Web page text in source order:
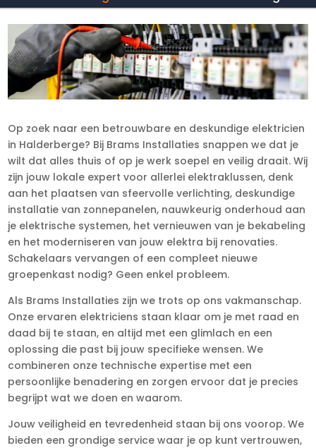
Op zoek naar een betrouwbare en deskundige elektricien
in Halderberge? Bij Brams Installaties snappen we dat je
wilt dat alles thuis of op je werk soepel en veilig draait. Wij
zijn jouw lokale expert voor allerlei elektraklussen, denk
aan het plaatsen van sfeervolle verlichting, deskundige
installatie van zonnepanelen, nauwkeurig onderhoud aan
je elektrische systemen, het vernieuwen van je bekabeling
en het moderniseren van jouw elektra bij renovaties.
Schakelaars vervangen of een compleet nieuwe
groepenkast nodig? Geen enkel probleem.
Als Brams Installaties zijn we trots op ons vakmanschap.
Onze ervaren elektriciens staan klaar om je met raad en
daad bij te staan, en altijd met een glimlach en een
oplossing die past bij jouw specifieke wensen. We
combineren onze technische expertise met een
persoonlijke benadering en zorgen ervoor dat je precies
begrijpt wat we doen en waarom.
Jouw veiligheid en tevredenheid staan bij ons voorop. We
bieden een grondige service waar je op kunt vertrouwen,